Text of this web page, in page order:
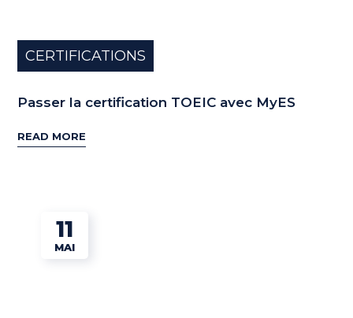
CERTIFICATIONS
Passer la certification TOEIC avec MyES
READ MORE
11
MAI